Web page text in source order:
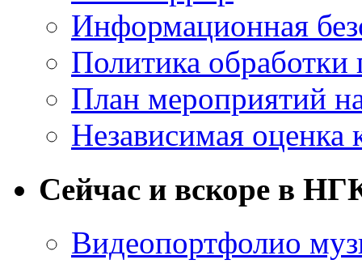
Информационная
Политика
План мероприятий
Независимая оценка
Сейчас и вскоре в
Видеопортфолио